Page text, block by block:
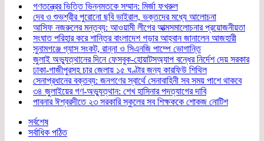
গণতন্ত্রের ভিত্তি ভিন্নমতকে সম্মান: মির্জা ফখরুল
দেব ও শুভশ্রীর পুরোনো ছবি ভাইরাল, ভক্তদের মধ্যে আলোচনা
আসিফ নজরুলের মন্তব্য: আওয়ামী লীগের আত্মসমালোচনার প্রয়োজনীয়তা
সংঘাত পরিহার করে শান্তির বাংলাদেশ গড়ার আহ্বান জানালেন আজহারী
সুনামগঞ্জে গ্যাস সংকট, রান্না ও সিএনজি পাম্পে ভোগান্তি
জুলাই অভ্যুত্থানের দিনে ফেসবুক-হোয়াটসঅ্যাপ বন্ধের নির্দেশ দেয় সরকার
ঢাকা-গাজীপুরসহ চার জেলায় ১৫ ঘণ্টার জন্য কারফিউ শিথিল
সেনাপ্রধানের বক্তব্য: জনগণের স্বার্থে সেনাবাহিনী সব সময় পাশে থাকবে
৩৪ জুলাইয়ের গণ-অভ্যুত্থান: শেখ হাসিনার পদত্যাগের দাবি
পাবনার ঈশ্বরদীতে ২৩ সরকারি স্কুলের সব শিক্ষককে শোকজ নোটিশ
সর্বশেষ
সর্বাধিক পঠিত